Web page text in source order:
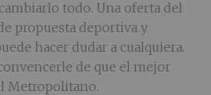
todo. Una oferta del
propuesta deportiva y
hacer dudar a cualquiera.
de que el mejor
Metropolitano.